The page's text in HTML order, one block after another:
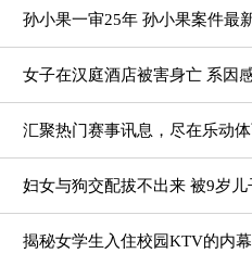
孙小果一审25年 孙小果案件最
女子在汉庭酒店被害身亡 系因
汇聚热门赛事讯息，尽在乐动
妇女与狗交配拔不出来 被9岁儿
揭秘女学生入住校园KTV的内幕